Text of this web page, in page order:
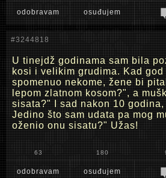
odobravam osuđujem
#3244818
U tinejdž godinama sam bila
kosi i velikim grudima. Kad god
spomenuo nekome, žene bi
lepom zlatnom kosom?", a
sisata?" I sad nakon 10
Jedino što sam udata pa mog
oženio onu sisatu?" Užas!
63 180
odobravam osuđujem